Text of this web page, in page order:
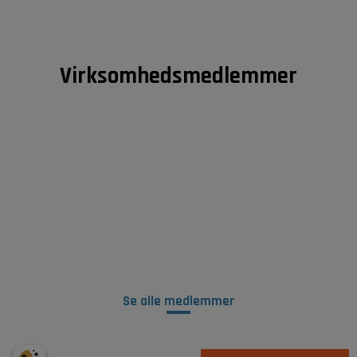
Virksomhedsmedlemmer
Se alle medlemmer